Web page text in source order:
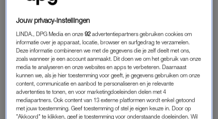
verhaal’ met het publiek te delen, schrijft hij op Instagram.
Jouw privacy-instellingen
LINDA., DPG Media en onze92 advertentiepartners gebruiken cookies om
informatie over je apparaat, locatie, browser en surfgedrag te verzamelen.
Deze informatie combineren we met de gegevens die je zelf deelt met ons,
zoals wanneer je een account aanmaakt. Dit doen we om het gebruik van onze
media te analyseren en onze websites en apps te verbeteren. Daarnaast
kunnen we, als je hier toestemming voor geeft, je gegevens gebruiken om onze
content, communicatie en aanbod te personaliseren en je relevante
advertenties te tonen, en voor marketingdoeleinden delen met 4
mediapartners. Ook content van 13 externe platformen wordt enkel getoond
met jouw toestemming. Geef toestemming of stel je eigen keuze in. Door op
"Akkoord" te klikken, geef je toestemming voor onderstaande doeleinden. Wil